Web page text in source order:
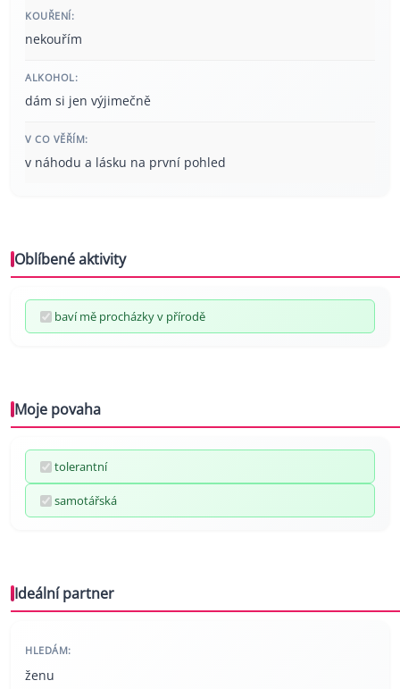
KOUŘENÍ:
nekouřím
ALKOHOL:
dám si jen výjimečně
V CO VĚŘÍM:
v náhodu a lásku na první pohled
Oblíbené aktivity
baví mě procházky v přírodě
Moje povaha
tolerantní
samotářská
Ideální partner
HLEDÁM:
ženu